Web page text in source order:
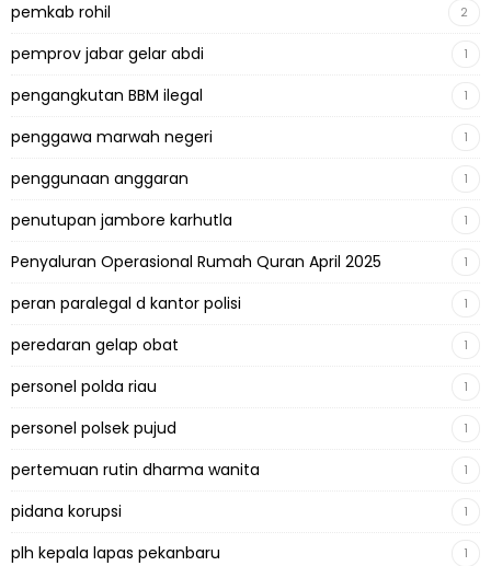
pemkab rohil 2
pemprov jabar gelar abdi 1
pengangkutan BBM ilegal 1
penggawa marwah negeri 1
penggunaan anggaran 1
penutupan jambore karhutla 1
Penyaluran Operasional Rumah Quran April 2025 1
peran paralegal d kantor polisi 1
peredaran gelap obat 1
personel polda riau 1
personel polsek pujud 1
pertemuan rutin dharma wanita 1
pidana korupsi 1
plh kepala lapas pekanbaru 1